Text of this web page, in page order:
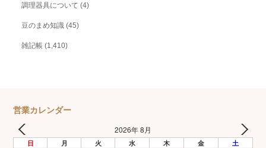
調理器具について (4)
豆のまめ知識 (45)
雑記帳 (1,410)
営業カレンダー
2026年 8月
日 月 火 水 木 金 土